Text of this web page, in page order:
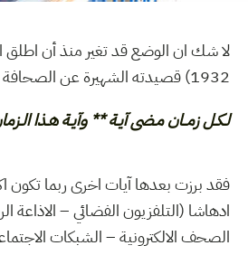
1932) قصيدته الشهيرة عن الصحافة ‏:
لـكـل زمــان مـضى آيـة ** وآيـة هـذا
فقد برزت بعدها آيات اخرى ربما تكون
ادهاشا (التلفزيون الفضائي – الاذاعة
الصحف الالكترونية – الشبكات